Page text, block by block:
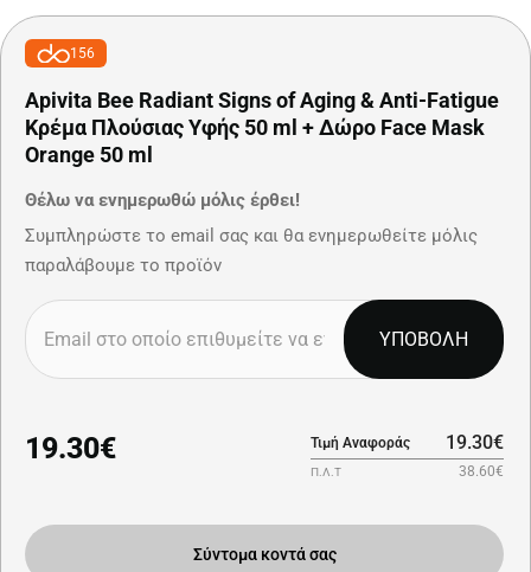
156
Apivita Bee Radiant Signs of Aging & Anti-Fatigue
Κρέμα Πλούσιας Υφής 50 ml + Δώρο Face Mask
Orange 50 ml
19.30€ Τιμή Αναφοράς 19.30€
Π.Λ.Τ 38.60€
Σύντομα κοντά σας
Θέλω να ενημερωθώ μόλις έρθει!
Συμπληρώστε το email σας και θα ενημερωθείτε μόλις
παραλάβουμε το προϊόν
ΥΠΟΒΟΛΗ